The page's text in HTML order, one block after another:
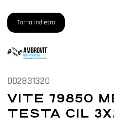
Torna Indietro
002831320
VITE 79850
TESTA CIL